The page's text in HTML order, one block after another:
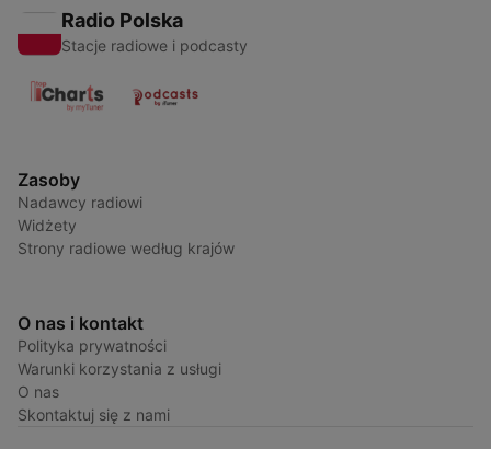
Radio Polska
Stacje radiowe i podcasty
Zasoby
Nadawcy radiowi
Widżety
Strony radiowe według krajów
O nas i kontakt
Polityka prywatności
Warunki korzystania z usługi
O nas
Skontaktuj się z nami